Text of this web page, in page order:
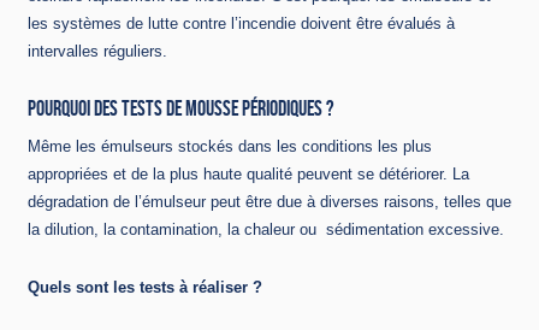
les systèmes de lutte contre l’incendie doivent être évalués à
intervalles réguliers.
POURQUOI DES TESTS DE MOUSSE PÉRIODIQUES ?
Même les émulseurs stockés dans les conditions les plus
appropriées et de la plus haute qualité peuvent se détériorer. La
dégradation de l’émulseur peut être due à diverses raisons, telles que
la dilution, la contamination, la chaleur ou sédimentation excessive.
Quels sont les tests à réaliser ?